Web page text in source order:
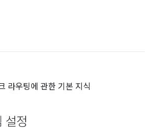
라우팅에 관한 기본 지식
설정